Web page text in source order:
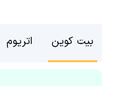
بیت کوین اتریوم